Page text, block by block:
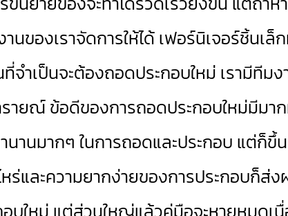
นของเราจัดการให้ได้ เฟอร์นิเจอร์ชิ้น
ำเป็นจะต้องถอดประกอบใหม่ เรามีทีมง
ยณ์ ข้อดีของการถอดประกอบใหม่มีมา
นานมากๆ ในการถอดและประกอบ แต่ก็
และความยากง่ายของการประกอบก็ส่ง